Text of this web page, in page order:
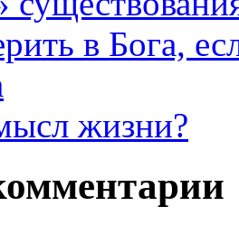
в Бога,
жизни?